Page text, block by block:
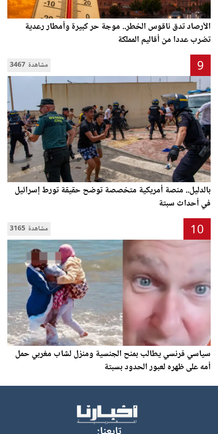
الأرصاد تدق ناقوس الخطر.. موجة حر كبيرة وأمطار رعدية
تضرب عددا من أقاليم المملكة
3467 مشاهدة 9
بالدليل.. منصة أمريكية متخصصة توضح حقيقة تورط إسرائيل
في أحداث سبتة
3165 مشاهدة 10
سياسي فرنسي يطالب بمنح الجنسية ومنزل لشاب مغربي حمل
أمه على ظهره لعبور الحدود بسبتة